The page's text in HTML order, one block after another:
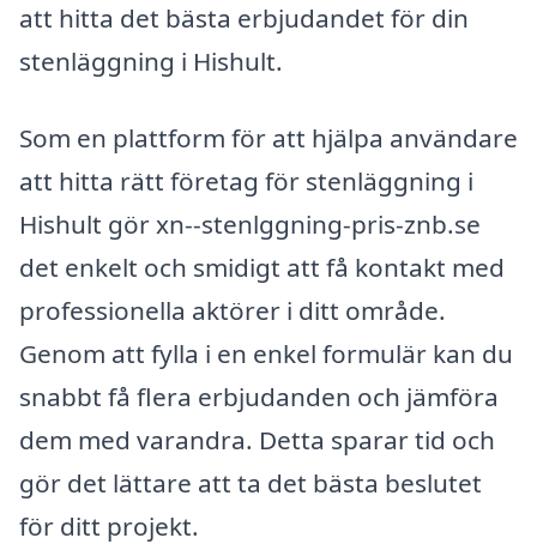
att hitta det bästa erbjudandet för din
stenläggning i Hishult.
Som en plattform för att hjälpa användare
att hitta rätt företag för stenläggning i
Hishult gör xn--stenlggning-pris-znb.se
det enkelt och smidigt att få kontakt med
professionella aktörer i ditt område.
Genom att fylla i en enkel formulär kan du
snabbt få flera erbjudanden och jämföra
dem med varandra. Detta sparar tid och
gör det lättare att ta det bästa beslutet
för ditt projekt.